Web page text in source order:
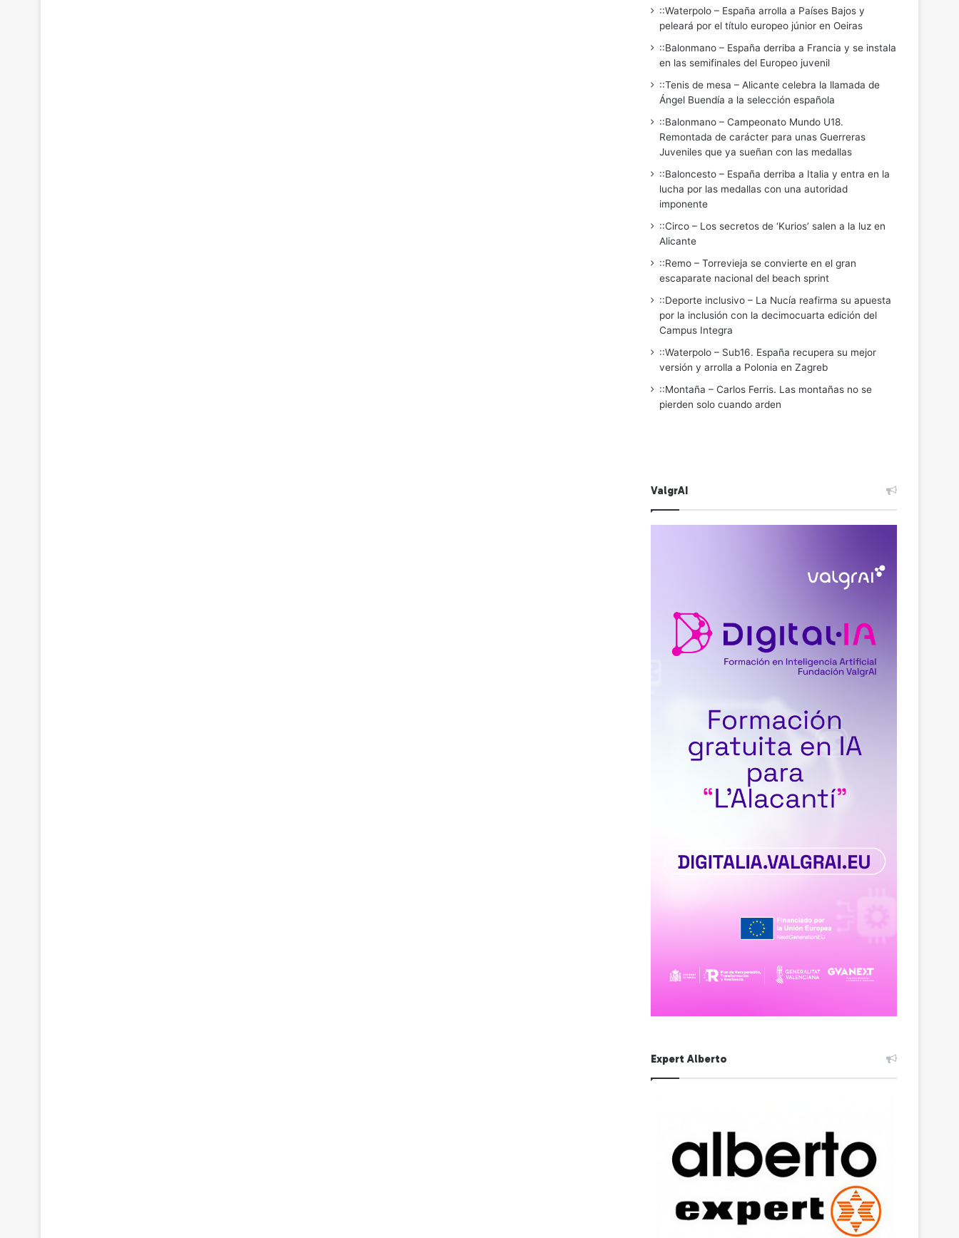
::Waterpolo – España arrolla a Países Bajos y
peleará por el título europeo júnior en Oeiras
::Balonmano – España derriba a Francia y se instala
en las semifinales del Europeo juvenil
::Tenis de mesa – Alicante celebra la llamada de
Ángel Buendía a la selección española
::Balonmano – Campeonato Mundo U18.
Remontada de carácter para unas Guerreras
Juveniles que ya sueñan con las medallas
::Baloncesto – España derriba a Italia y entra en la
lucha por las medallas con una autoridad
imponente
::Circo – Los secretos de ‘Kurios’ salen a la luz en
Alicante
::Remo – Torrevieja se convierte en el gran
escaparate nacional del beach sprint
::Deporte inclusivo – La Nucía reafirma su apuesta
por la inclusión con la decimocuarta edición del
Campus Integra
::Waterpolo – Sub16. España recupera su mejor
versión y arrolla a Polonia en Zagreb
::Montaña – Carlos Ferris. Las montañas no se
pierden solo cuando arden
ValgrAI
Expert Alberto